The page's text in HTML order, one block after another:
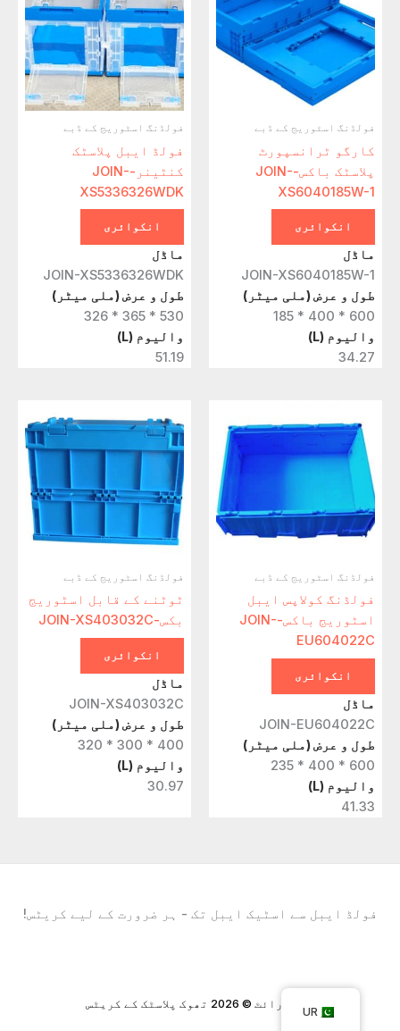
فولڈنگ اسٹوریج کے ڈبے
کارگو ٹرانسپورٹ
پلاسٹک باکس-JOIN-
XS6040185W-1
انکوائری
ماڈل
JOIN-XS6040185W-1
طول و عرض (ملی میٹر)
600 * 400 * 185
والیوم (L)
34.27
فولڈنگ اسٹوریج کے ڈبے
فولڈ ایبل پلاسٹک
کنٹینر-JOIN-
XS5336326WDK
انکوائری
ماڈل
JOIN-XS5336326WDK
طول و عرض (ملی میٹر)
530 * 365 * 326
والیوم (L)
51.19
فولڈنگ اسٹوریج کے ڈبے
فولڈنگ کولاپس ایبل
اسٹوریج باکس-JOIN-
EU604022C
انکوائری
ماڈل
JOIN-EU604022C
طول و عرض (ملی میٹر)
600 * 400 * 235
والیوم (L)
41.33
فولڈنگ اسٹوریج کے ڈبے
ٹوٹنے کے قابل اسٹوریج
بکس-JOIN-XS403032C
انکوائری
ماڈل
JOIN-XS403032C
طول و عرض (ملی میٹر)
400 * 300 * 320
والیوم (L)
30.97
فولڈ ایبل سے اسٹیک ایبل تک - ہر ضرورت کے لیے کریٹس!
کاپی رائٹ © 2026 تھوک پلاسٹک کے کریٹس
UR